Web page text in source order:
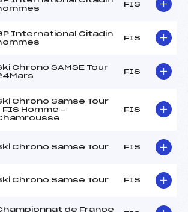
FIS
International Citadin
FIS
Chrono SAMSE Tour
FIS
Chrono Samse Tour
FIS Homme –
FIS
Chrono Samse Tour FIS
Chrono Samse Tour FIS
de France